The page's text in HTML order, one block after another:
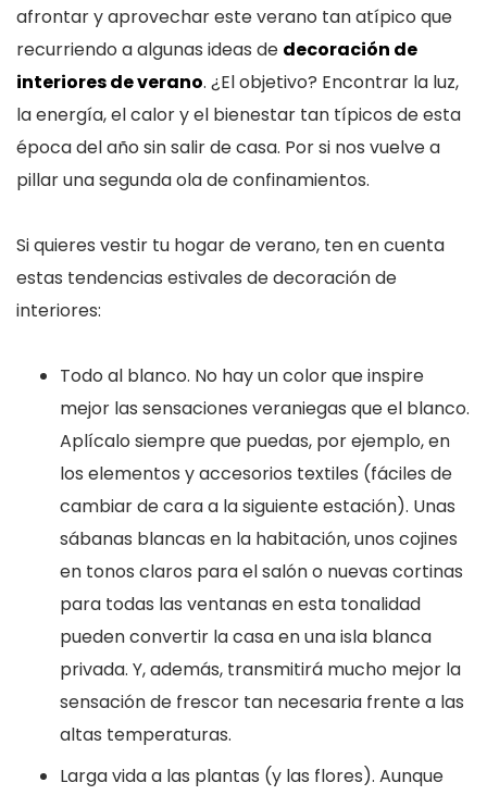
afrontar y aprovechar este verano tan atípico que
recurriendo a algunas ideas de decoración de
interiores de verano. ¿El objetivo? Encontrar la luz,
la energía, el calor y el bienestar tan típicos de esta
época del año sin salir de casa. Por si nos vuelve a
pillar una segunda ola de confinamientos.
Si quieres vestir tu hogar de verano, ten en cuenta
estas tendencias estivales de decoración de
interiores:
Todo al blanco. No hay un color que inspire
mejor las sensaciones veraniegas que el blanco.
Aplícalo siempre que puedas, por ejemplo, en
los elementos y accesorios textiles (fáciles de
cambiar de cara a la siguiente estación). Unas
sábanas blancas en la habitación, unos cojines
en tonos claros para el salón o nuevas cortinas
para todas las ventanas en esta tonalidad
pueden convertir la casa en una isla blanca
privada. Y, además, transmitirá mucho mejor la
sensación de frescor tan necesaria frente a las
altas temperaturas.
Larga vida a las plantas (y las flores). Aunque